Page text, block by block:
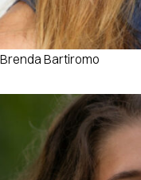
Brenda Bartiromo